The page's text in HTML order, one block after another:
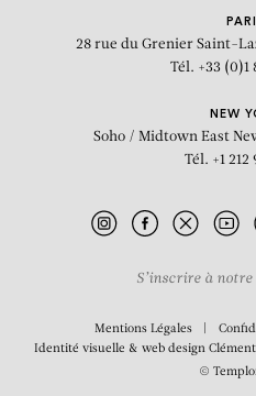
28 rue du Grenier Saint-
Tél. +33 (0)1
NEW
Soho / Midtown East
Tél. +1 212
S’inscrire à
Mentions Légales
Identité visuelle & web design
©